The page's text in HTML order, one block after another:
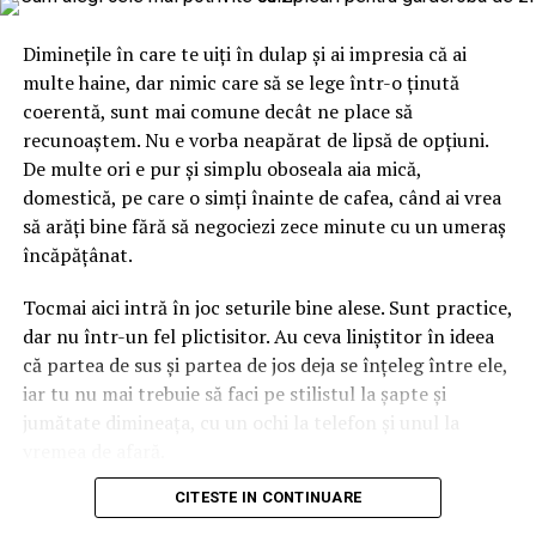
care nu seamănă cu albastrul florilor obișnuite. E un
interiorul urechilor. Asta înseamnă că personajul aduce
deja două culori în ecuație înainte să așezi o singură
floare lângă el. Dacă ignori amănuntul ăsta, ajungi ușor
la un aranjament care se bate cap în cap, în care
albastrul rece și florile nimeresc în registre care nu
vorbesc între ele.
Gândește-te la el ca la o piesă vestimentară cu
întâmplare pe dedesubt, ci cauți ce-l pune în valoare.
Aici e la fel. Albastrul cere ori contraste calde care îl
scot în față, ori tonuri reci care îl liniștesc și îl extind.
Sezonul intervine exact în decizia asta, pentru că ne
Mai e un lucru pe care l-am prins abia în timp. Florile
Diminețile în care te uiți în dulap și ai impresia că ai
multe haine, dar nimic care să se lege într-o ținută
coerentă, sunt mai comune decât ne place să
recunoaștem. Nu e vorba neapărat de lipsă de opțiuni.
De multe ori e pur și simplu oboseala aia mică,
domestică, pe care o simți înainte de cafea, când ai vrea
să arăți bine fără să negociezi zece minute cu un umeraș
încăpățânat.
Tocmai aici intră în joc seturile bine alese. Sunt practice,
dar nu într-un fel plictisitor. Au ceva liniștitor în ideea
că partea de sus și partea de jos deja se înțeleg între ele,
iar tu nu mai trebuie să faci pe stilistul la șapte și
jumătate dimineața, cu un ochi la telefon și unul la
Numai că nu orice compleu e bun pentru viața reală. Una
CITESTE IN CONTINUARE